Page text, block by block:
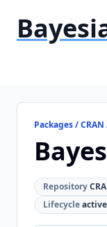
Packages /
Repository
Lifecycleactive